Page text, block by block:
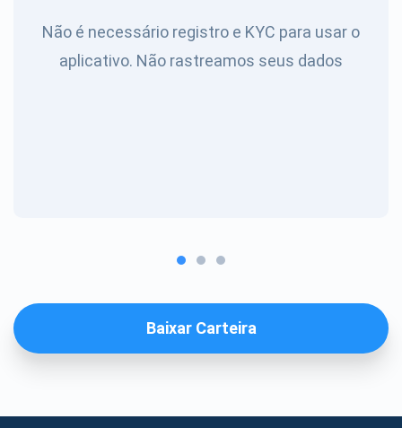
Não é necessário registro e KYC para usar o
aplicativo. Não rastreamos seus dados
Baixar Carteira